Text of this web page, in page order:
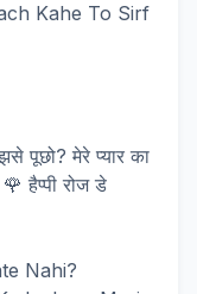
Kahe To Sirf
पूछो? मेरे प्यार का
हैप्पी रोज डे
Nahi?